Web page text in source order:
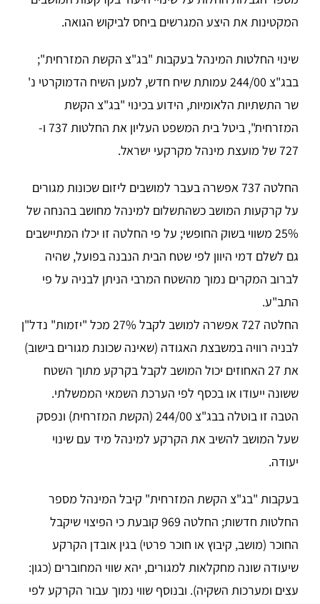
המקטינות את היצע המגרשים ביחס לביקוש הגואה.
שינוי החלטות המינהל בעקבות "בג"צ הקשת המזרחית";
בבג"צ 244/00 עמותת שיח חדש, למען השיח הדמוקרטי נ'
שר התשתיות הלאומיות, הידוע בכינוי "בג"צ הקשת
המזרחית", ביטל בית המשפט העליון את החלטות 737 ו-
727 של מועצת מינהל מקרקעי ישראל.
החלטה 737 אפשרה בעבר למושבים ליזום שכונות מגורים
על קרקעות המושב כשהתשלום למינהל מחושב בהנחה של
25% משווי בשוק החופשי; על פי החלטה זו יכלו המתיישבים
גם לשלם דמי היוון לפי שטח הבית הנבנה בפועל, שהיה
לברוב המקרים נמוך מהשטח המרבי הניתן לבניה על פי
התב"ע.
החלטה 727 אפשרה למושב לקבל 27% מכל "יזמות" נדל"ן
לבניה רוויה במשבצת האגודה (שאינה שכונת מגורים בישוב)
את 27 האחוזים יכול המושב לקבל בקרקע מתוך השטח
ששונה ייעודו או בכסף לפי הערכת השמאי הממשלתי.
הטבה זו בוטלה בבג"צ 244/00 (הקשת המזרחית) ונפסק
שעל המושב להשיב את הקרקע למינהל מיד עם שינוי
יעודה.
בעקבות "בג"צ הקשת המזרחית" קיבל המינהל מספר
החלטות חדשות; החלטה 969 קובעת כי הפיצוי שיקבל
החוכר (מושב, קיבוץ או חוכר פרטי) בגין אובדן הקרקע
שיעודה שונה מחקלאות למגורים, יהא שווי המחוברים (כגון:
עצים ומערכות השקיה). ובנוסף שווי נמוך עבור הקרקע לפי